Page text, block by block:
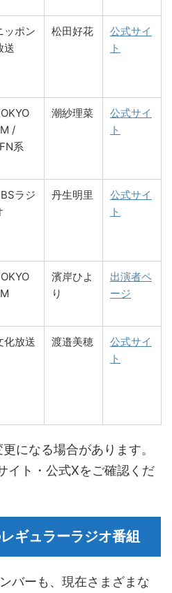
ッポン
送
松田好花
公式サイ
ト
/
系
潮紗理菜
公式サイ
ト
ラジ
丹生明里
公式サイ
ト
濱岸ひよ
り
出演者ペ
ージ
化放送 渡邉美穂
公式サイ
ト
になる場合があります。
イト・公式Xをご確認くだ
ギュラーラジオ番組
バーも、現在さまざまな